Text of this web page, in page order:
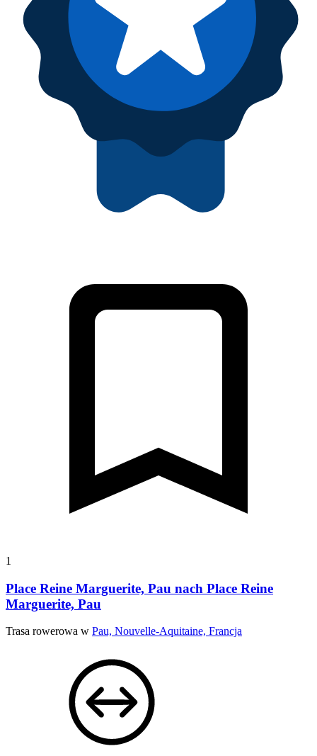
1
Place Reine Marguerite, Pau nach Place Reine
Marguerite, Pau
Trasa rowerowa w Pau, Nouvelle-Aquitaine, Francja